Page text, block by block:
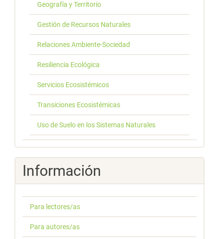
Geografía y Territorio
Gestión de Recursos Naturales
Relaciones Ambiente-Sociedad
Resiliencia Ecológica
Servicios Ecosistémicos
Transiciones Ecosistémicas
Uso de Suelo en los Sistemas Naturales
Información
Para lectores/as
Para autores/as